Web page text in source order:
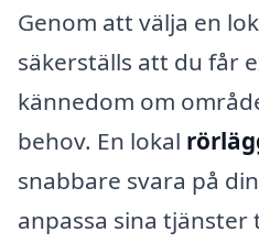
Genom att välja en
säkerställs att du får
kännedom om
behov. En lokal
snabbare svara på
anpassa sina tjänster